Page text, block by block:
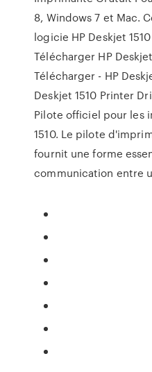
8, Windows 7 et Mac.
logicie HP Deskjet
Télécharger HP
Télécharger - HP
Deskjet 1510 Printer
Pilote officiel pour les
1510. Le pilote
fournit une forme
communication entre